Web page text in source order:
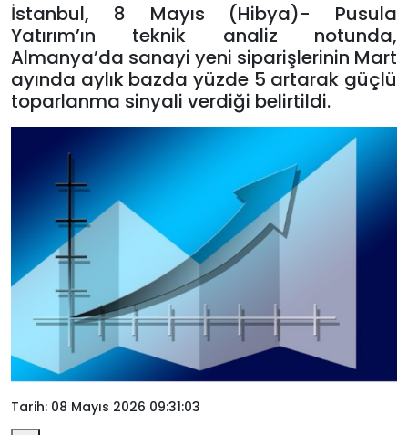
İstanbul, 8 Mayıs (Hibya)- Pusula
Yatırım’ın teknik analiz notunda,
Almanya’da sanayi yeni siparişlerinin Mart
ayında aylık bazda yüzde 5 artarak güçlü
toparlanma sinyali verdiği belirtildi.
Tarih: 08 Mayıs 2026 09:31:03